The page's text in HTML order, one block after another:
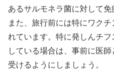
あるサルモネラ菌に対して免
また、旅行前には特にワク
れています。特に発しんチ
している場合は、事前に医
受けるようにしましょう。